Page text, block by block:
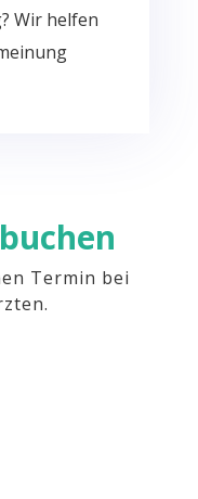
Wir helfen
Termin bei